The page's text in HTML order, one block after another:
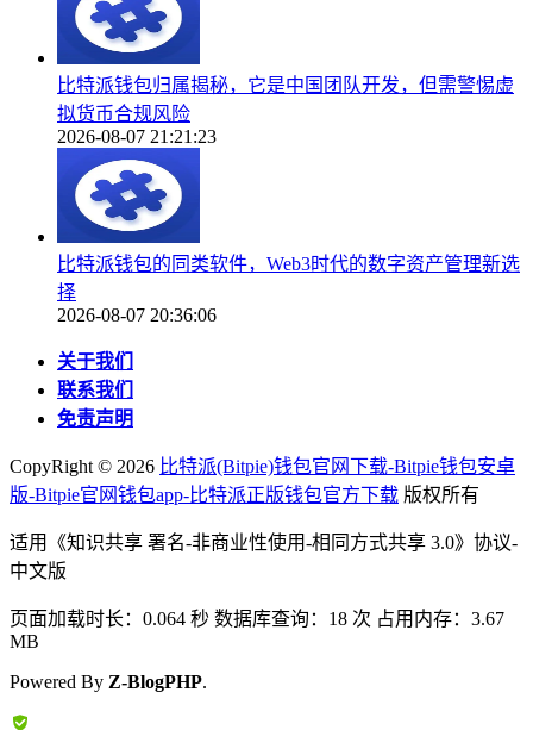
比特派钱包归属揭秘，它是中国团队开发，但需警惕虚
拟货币合规风险
2026-08-07 21:21:23
比特派钱包的同类软件，Web3时代的数字资产管理新选
择
2026-08-07 20:36:06
关于我们
联系我们
免责声明
CopyRight © 2026 比特派(Bitpie)钱包官网下载-Bitpie钱包安卓
版-Bitpie官网钱包app-比特派正版钱包官方下载 版权所有
适用《知识共享 署名-非商业性使用-相同方式共享 3.0》协议-
中文版
页面加载时长：0.064 秒 数据库查询：18 次 占用内存：3.67
MB
Powered By Z-BlogPHP.